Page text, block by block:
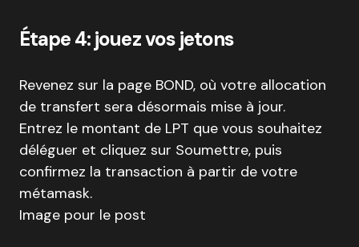
Étape 4: jouez vos jetons
Revenez sur la page BOND, où votre allocation
de transfert sera désormais mise à jour.
Entrez le montant de LPT que vous souhaitez
déléguer et cliquez sur Soumettre, puis
confirmez la transaction à partir de votre
métamask.
Image pour le post